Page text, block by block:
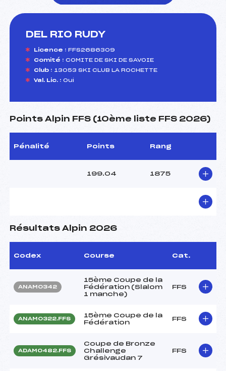
DEL RIO RUDY
Licence : FFS2686309
Comité : COMITE DE SKI DE SAVOIE
Club : 13053 SKI CLUB LA ROCHETTE
Val. Lic. : Oui
Points Alpin FFS (10ème liste FFS 2026)
Pénalité Points Rang
199.04 1875
Résultats Alpin 2026
Codex Course Cat.
ANAM0342
15ème Coupe de la
Fédération (Slalom
1 manche)
FFS
ANAM0322.FFS
15ème Coupe de la
Fédération
FFS
ADAM0482.FFS
Coupe de Bronze
Challenge
Grésivaudan 7
FFS